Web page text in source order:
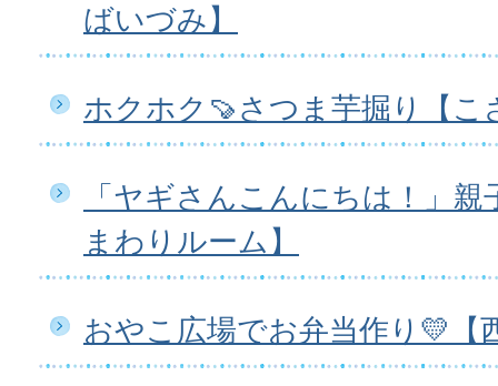
ばいづみ】
ホクホク🍠さつま芋掘り【こ
「ヤギさんこんにちは！」
まわりルーム】
おやこ広場でお弁当作り💛【